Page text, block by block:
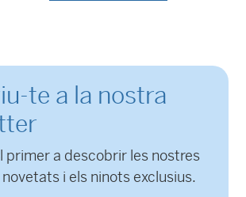
te a la nostra
primer a descobrir les nostres
i els ninots exclusius.